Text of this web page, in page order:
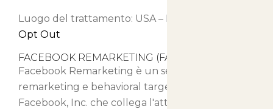
Luogo del trattamento: USA – Privacy Policy
Opt Out
FACEBOOK REMARKETING (FACEBOOK, INC.)
Facebook Remarketing è un servizio di
remarketing e behavioral targeting fornito da
Facebook, Inc. che collega l'attività di Questo